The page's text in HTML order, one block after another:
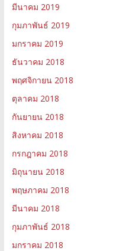
มีนาคม 2019
กุมภาพันธ์ 2019
มกราคม 2019
ธันวาคม 2018
พฤศจิกายน 2018
ตุลาคม 2018
กันยายน 2018
สิงหาคม 2018
กรกฎาคม 2018
มิถุนายน 2018
พฤษภาคม 2018
มีนาคม 2018
กุมภาพันธ์ 2018
มกราคม 2018